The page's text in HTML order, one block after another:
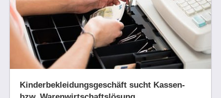
Kinderbekleidungsgeschäft sucht Kassen-